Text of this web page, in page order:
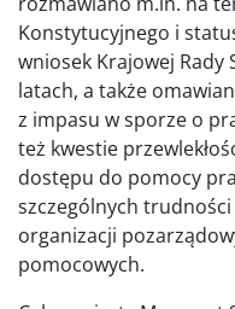
Konstytucyjnego i
wniosek Krajowej
latach, a także
z impasu w sporze o
też kwestie
dostępu do pomocy
szczególnych
organizacji
pomocowych.